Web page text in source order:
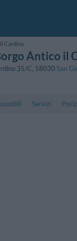
Cardino
Antico il
35/C, 58030 San
Servizi